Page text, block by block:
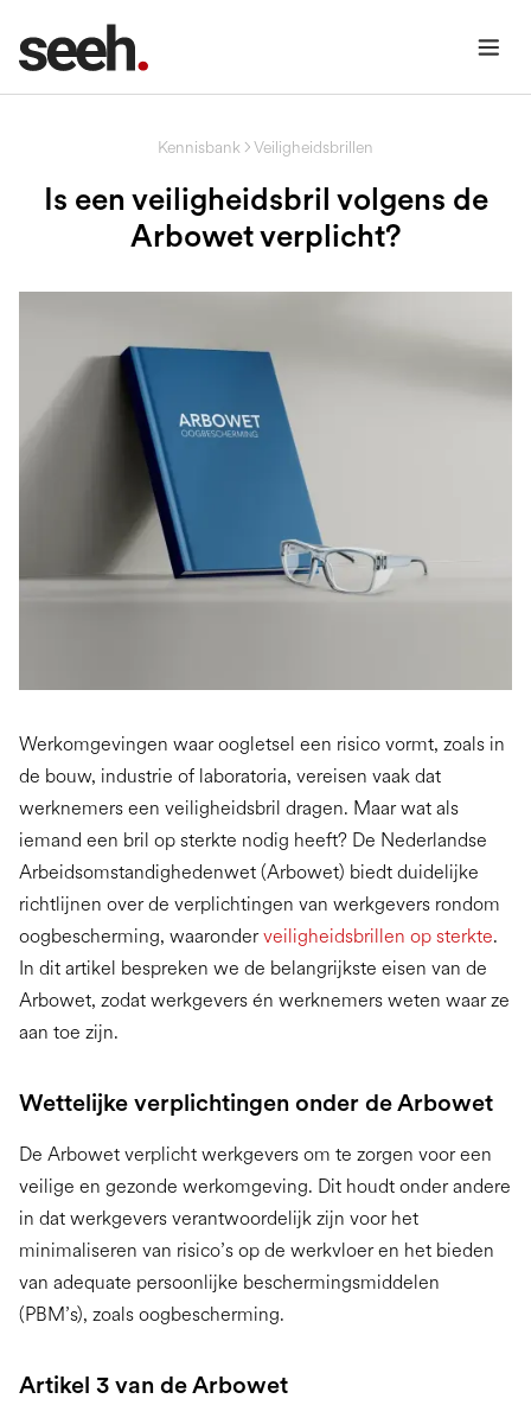
Kennisbank Veiligheidsbrillen
Is een veiligheidsbril volgens de
Arbowet verplicht?
Werkomgevingen waar oogletsel een risico vormt, zoals in
de bouw, industrie of laboratoria, vereisen vaak dat
werknemers een veiligheidsbril dragen. Maar wat als
iemand een bril op sterkte nodig heeft? De Nederlandse
Arbeidsomstandighedenwet (Arbowet) biedt duidelijke
richtlijnen over de verplichtingen van werkgevers rondom
oogbescherming, waaronderveiligheidsbrillen op sterkte.
In dit artikel bespreken we de belangrijkste eisen van de
Arbowet, zodat werkgevers én werknemers weten waar ze
aan toe zijn.
Wettelijke verplichtingen onder de Arbowet
De Arbowet verplicht werkgevers om te zorgen voor een
veilige en gezonde werkomgeving. Dit houdt onder andere
in dat werkgevers verantwoordelijk zijn voor het
minimaliseren van risico’s op de werkvloer en het bieden
van adequate persoonlijke beschermingsmiddelen
(PBM’s), zoals oogbescherming​.
Artikel 3 van de Arbowet